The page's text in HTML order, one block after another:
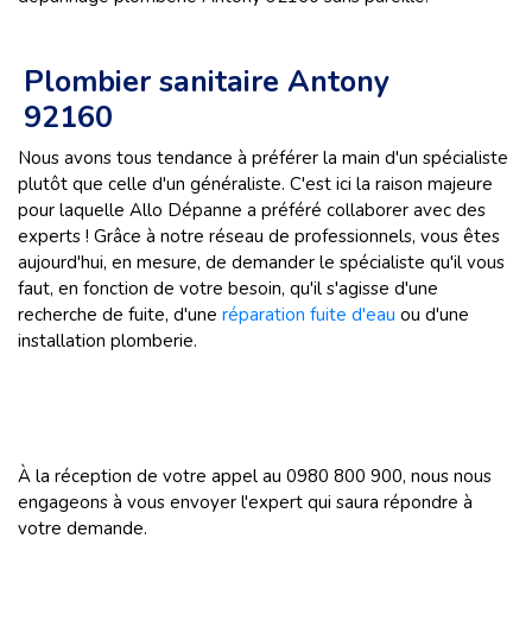
Plombier sanitaire Antony
92160
Nous avons tous tendance à préférer la main d'un spécialiste
plutôt que celle d'un généraliste. C'est ici la raison majeure
pour laquelle Allo Dépanne a préféré collaborer avec des
experts ! Grâce à notre réseau de professionnels, vous êtes
aujourd'hui, en mesure, de demander le spécialiste qu'il vous
faut, en fonction de votre besoin, qu'il s'agisse d'une
recherche de fuite, d'une réparation fuite d'eau ou d'une
installation plomberie.
À la réception de votre appel au 0980 800 900, nous nous
engageons à vous envoyer l'expert qui saura répondre à
votre demande.